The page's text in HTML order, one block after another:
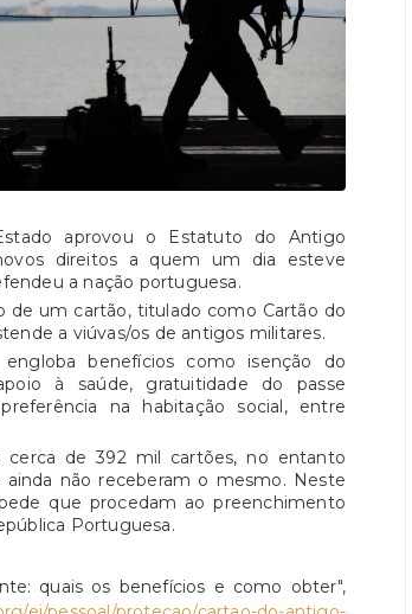
aprovou o Estatuto do Antigo
direitos a quem um dia esteve
a nação portuguesa.
de um cartão, titulado como Cartão do
a viúvas/os de antigos militares.
benefícios como isenção do
à saúde, gratuitidade do passe
na habitação social, entre
cerca de 392 mil cartões, no entanto
não receberam o mesmo. Neste
que procedam ao preenchimento
Portuguesa.
quais os benefícios e como obter",